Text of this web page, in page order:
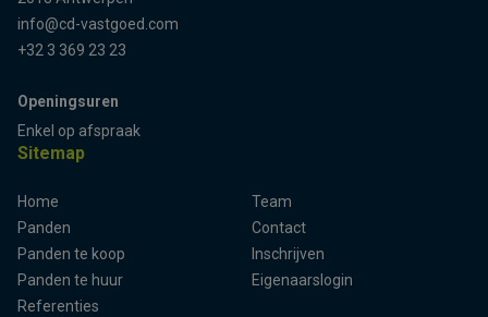
info@cd-vastgoed.com
+32 3 369 23 23
Openingsuren
Enkel op afspraak
Sitemap
Home
Panden
Panden te koop
Panden te huur
Referenties
Team
Contact
Inschrijven
Eigenaarslogin